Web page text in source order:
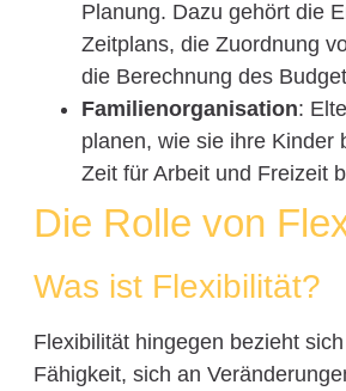
Planung. Dazu gehört die
Zeitplans, die Zuordnung
die Berechnung des
Familienorganisation:
planen, wie sie ihre Kinder
Zeit für Arbeit und Freizeit
Die Rolle von
Was ist Flexibilität?
Flexibilität hingegen bezieht
Fähigkeit, sich an